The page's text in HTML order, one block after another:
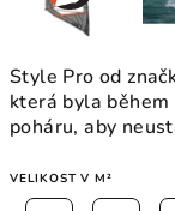
Style Pro od
která byla
poháru, aby
VELIKOST V M²